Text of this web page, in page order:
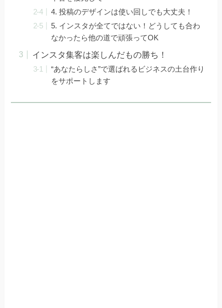
4. 投稿のデザインは使い回しでも大丈夫！
5. インスタが全てではない！どうしても合わ
なかったら他の道で頑張ってOK
インスタ集客は楽しんだもの勝ち！
“あなたらしさ”で選ばれるビジネスの土台作り
をサポートします